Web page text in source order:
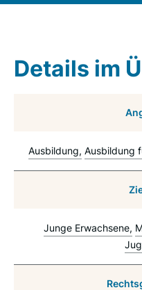
Details im
Ausbildung Ausbildung
Junge Erwachsene